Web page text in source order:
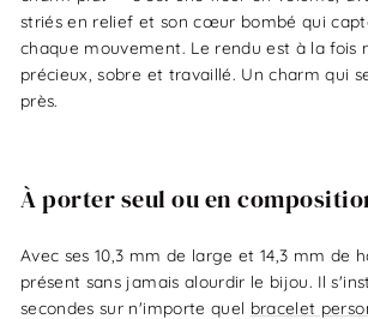
striés en relief et son cœur bombé qui
chaque mouvement. Le rendu est à la fois
précieux, sobre et travaillé. Un charm qui
près.
À porter seul ou en
Avec ses 10,3 mm de large et 14,3 mm de
présent sans jamais alourdir le bijou. Il
secondes sur n'importe quel bracelet